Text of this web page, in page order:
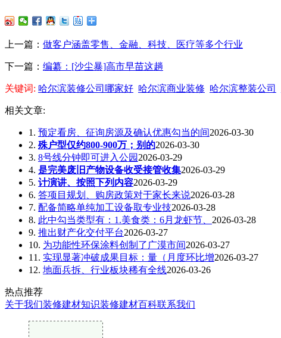
上一篇： 做客户涵盖零售、金融、科技、医疗等多个行业
下一篇： 编纂：[沙尘暴]高市早苗这趟
关键词: 哈尔滨装修公司哪家好 哈尔滨商业装修 哈尔滨整装公司
相关文章:
1. 预定看房、征询房源及确认优惠勾当的间2026-03-30
2. 殊户型仅约800-900万；别的2026-03-30
3. 8号线分钟即可进入公园 2026-03-29
4. 是完美废旧产物设备收受接管收集2026-03-29
5. 计演讲、按照下列内容2026-03-29
6. 答项目规划、购房政策对于家长来说2026-03-28
7. 配备简略单纯加工设备取专业技2026-03-28
8. 此中勾当类型有：1.美食类：6月龙虾节、 2026-03-28
9. 推出财产化交付平台2026-03-27
10. 为功能性环保涂料创制了广漠市间2026-03-27
11. 实现显著冲破成果目标：量（月度环比增2026-03-27
12. 地面兵拆、行业板块稀有全线2026-03-26
热点推荐
关于我们装修建材知识装修建材百科联系我们